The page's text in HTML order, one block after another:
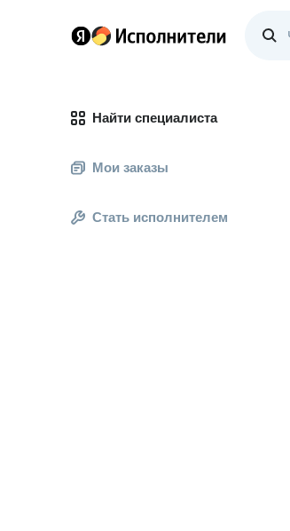
Найти специалиста
Мои заказы
Стать исполнителем